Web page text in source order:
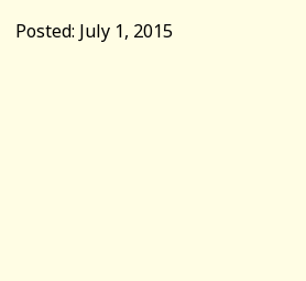
Posted: July 1, 2015